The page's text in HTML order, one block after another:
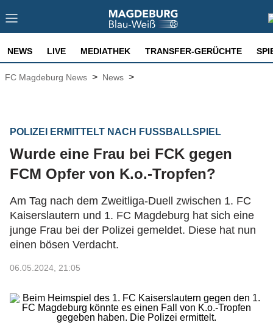
NEWS LIVE MEDIATHEK TRANSFER-GERÜCHTE
FC Magdeburg News > News >
POLIZEI ERMITTELT NACH FUSSBALLSPIEL
Wurde eine Frau bei FCK gegen
FCM Opfer von K.o.-Tropfen?
Am Tag nach dem Zweitliga-Duell zwischen 1. FC
Kaiserslautern und 1. FC Magdeburg hat sich eine
junge Frau bei der Polizei gemeldet. Diese hat nun
einen bösen Verdacht.
06.05.2024, 21:05